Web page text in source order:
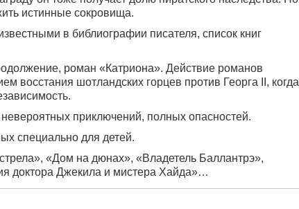
истинные сокровища.
в библиографии писателя, список книг
роман «Катриона». Действие романов
восстания шотландских горцев против Георга II, когда
приключений, полных опасностей.
специально для детей.
«Дом на дюнах», «Владетель Баллантрэ»,
доктора Джекила и мистера Хайда»…